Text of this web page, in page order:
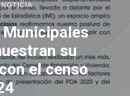
su
el censo